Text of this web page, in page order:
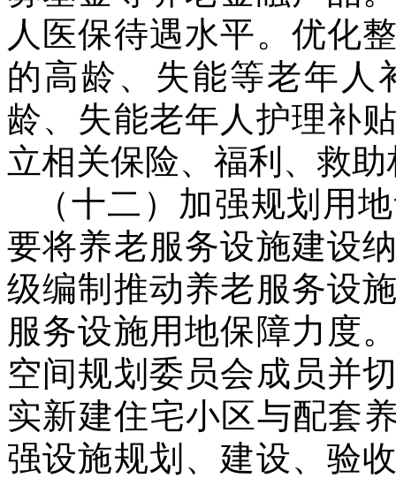
人医保待遇水平。优化
的高龄、失能等老年人
龄、失能老年人护理补
立相关保险、福利、救
（十二）加强规划用
要将养老服务设施建设
级编制推动养老服务设
服务设施用地保障力度
空间规划委员会成员并
实新建住宅小区与配套
强设施规划、建设、验